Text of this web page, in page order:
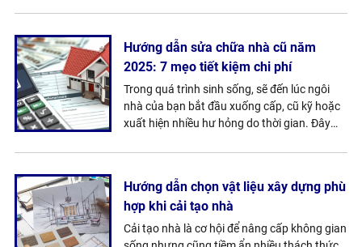
không gian sống mở rộng, thân thiện với môi
Trong bối cảnh đó, bài viết dưới đây
MTCONS giới thiệu 5 xu hướng thiết kế 2026
nổi bật, giúp chủ nhà cập nhật và ứng dụng
hiệu quả trong tổ ấm của mình.
Hướng dẫn sửa chữa nhà cũ năm
2025: 7 mẹo tiết kiệm chi phí
Trong quá trình sinh sống, sẽ đến lúc ngôi
nhà của bạn bắt đầu xuống cấp, cũ kỹ hoặc
xuất hiện nhiều hư hỏng do thời gian. Đây
tạo, sửa nhà để không gian sống trở nên đẹp
cho cả gia đình. Trước khi bắt tay vào công
việc sửa chữa, việc nắm rõ những lưu ý quan
trọng sẽ giúp quá trình cải tạo diễn ra suôn
sẻ, tiết kiệm và đạt được kết quả như mong
Hướng dẫn chọn vật liệu xây dựng phù
hợp khi cải tạo nhà
Cải tạo nhà là cơ hội để nâng cấp không gian